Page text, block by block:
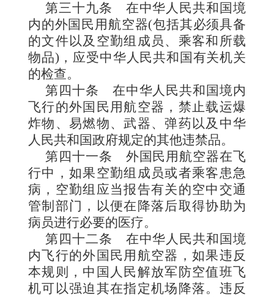
第三十九条 在中华人民共和国境
内的外国民用航空器(包括其必须具备
的文件以及空勤组成员、乘客和所载
物品)，应受中华人民共和国有关机关
的检查。
第四十条 在中华人民共和国境内
飞行的外国民用航空器，禁止载运爆
炸物、易燃物、武器、弹药以及中华
人民共和国政府规定的其他违禁品。
第四十一条 外国民用航空器在飞
行中，如果空勤组成员或者乘客患急
病，空勤组应当报告有关的空中交通
管制部门，以便在降落后取得协助为
病员进行必要的医疗。
第四十二条 在中华人民共和国境
内飞行的外国民用航空器，如果违反
本规则，中国人民解放军防空值班飞
机可以强迫其在指定机场降落。违反